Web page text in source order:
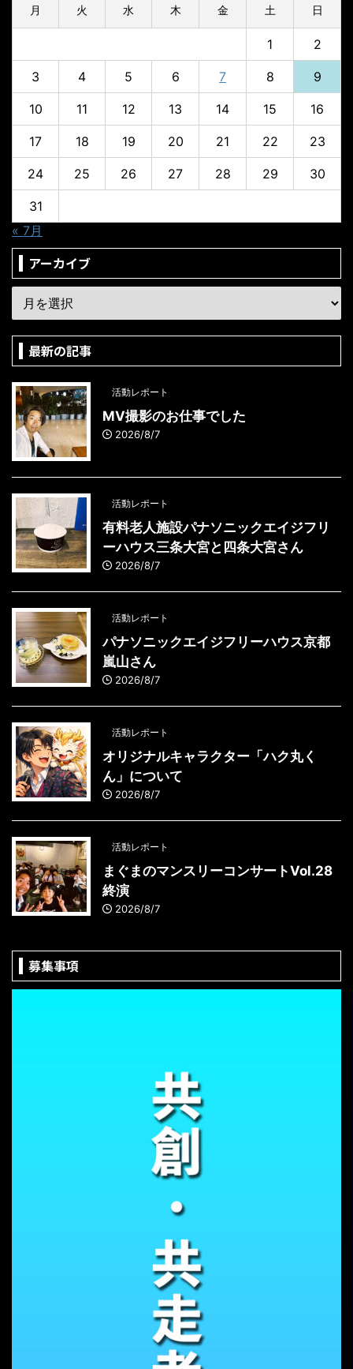
月 火 水 木 金 土 日
1 2
3 4 5 6 7 8 9
10 11 12 13 14 15 16
17 18 19 20 21 22 23
24 25 26 27 28 29 30
31
« 7月
アーカイブ
最新の記事
活動レポート
MV撮影のお仕事でした
2026/8/7
活動レポート
有料老人施設パナソニックエイジフリ
ーハウス三条大宮と四条大宮さん
2026/8/7
活動レポート
パナソニックエイジフリーハウス京都
嵐山さん
2026/8/7
活動レポート
オリジナルキャラクター「ハク丸く
ん」について
2026/8/7
活動レポート
まぐまのマンスリーコンサートVol.28
終演
2026/8/7
募集事項